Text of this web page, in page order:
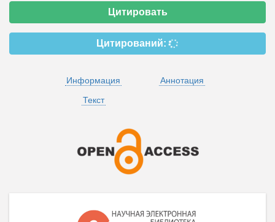
Цитировать
Цитирований:
Информация
Аннотация
Текст